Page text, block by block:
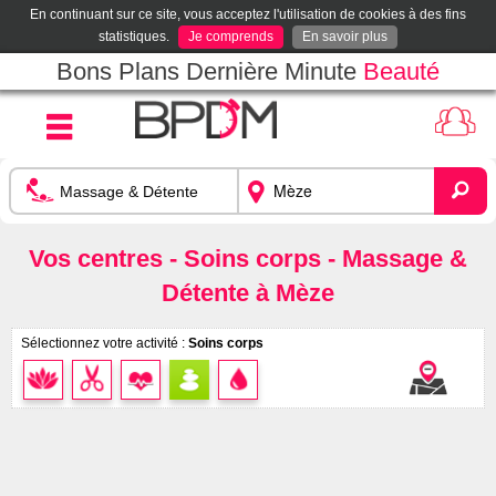
En continuant sur ce site, vous acceptez l'utilisation de cookies à des fins
statistiques.
Je comprends En savoir plus
Bons Plans Dernière Minute Beauté
Vos centres - Soins corps - Massage &
Détente à Mèze
Sélectionnez votre activité : Soins corps